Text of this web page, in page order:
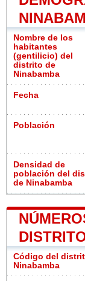
Nombre de los
habitantes
(gentilicio) del
distrito de
Ninabamba
Fecha
Población
Densidad de
población del
de Ninabamba
Código del
Ninabamba